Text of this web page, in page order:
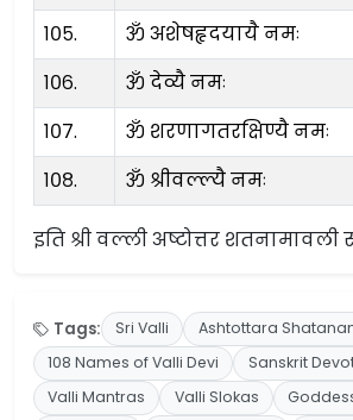
१०५.
ॐ अशेषहृदयायै नमः
१०६.
ॐ देव्यै नमः
१०७.
ॐ शरणागतरक्षिण्यै नमः
१०८.
ॐ श्रीवल्ल्यै नमः
इति श्री वल्ली अष्टोत्तर शतनामावली
Tags: Sri Valli
Ashtottara
108 Names of Valli Devi
Sanskrit
Valli Mantras
Valli Slokas